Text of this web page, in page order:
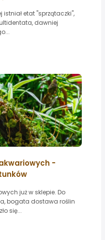
etat "sprzątaczki",
dawniej
-
już w sklepie. Do
bogata dostawa roślin
się...